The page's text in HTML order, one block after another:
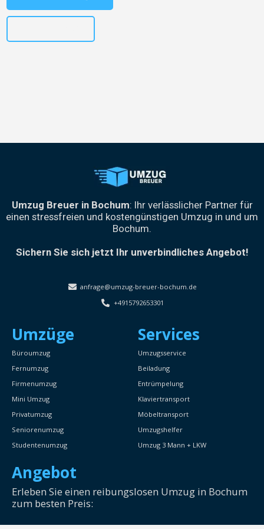
Umzug Breuer in Bochum: Ihr verlässlicher Partner für
einen stressfreien und kostengünstigen Umzug in und um
Bochum.
Sichern Sie sich jetzt Ihr unverbindliches Angebot!
anfrage@umzug-breuer-bochum.de
+4915792653301
Umzüge
Büroumzug
Fernumzug
Firmenumzug
Mini Umzug
Privatumzug
Seniorenumzug
Studentenumzug
Services
Umzugsservice
Beiladung
Entrümpelung
Klaviertransport
Möbeltransport
Umzugshelfer
Umzug 3 Mann + LKW
Angebot
Erleben Sie einen reibungslosen Umzug in Bochum
zum besten Preis: